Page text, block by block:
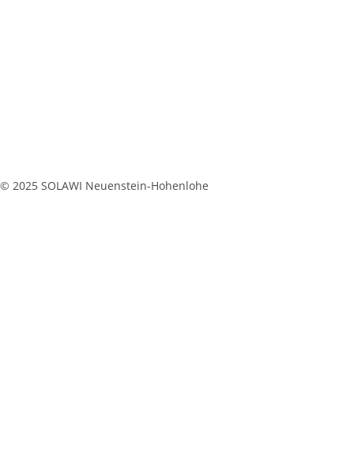
© 2025 SOLAWI Neuenstein-Hohenlohe